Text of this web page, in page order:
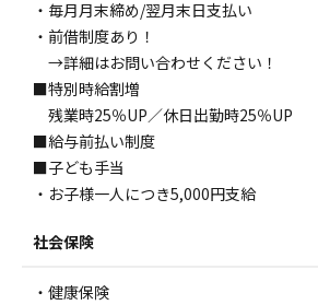
・毎月月末締め/翌月末日支払い
・前借制度あり！
→詳細はお問い合わせください！
■特別時給割増
残業時25％UP／休日出勤時25％UP
■給与前払い制度
■子ども手当
・お子様一人につき5,000円支給
社会保険
・健康保険